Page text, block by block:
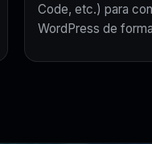
Code, etc.) para
WordPress de